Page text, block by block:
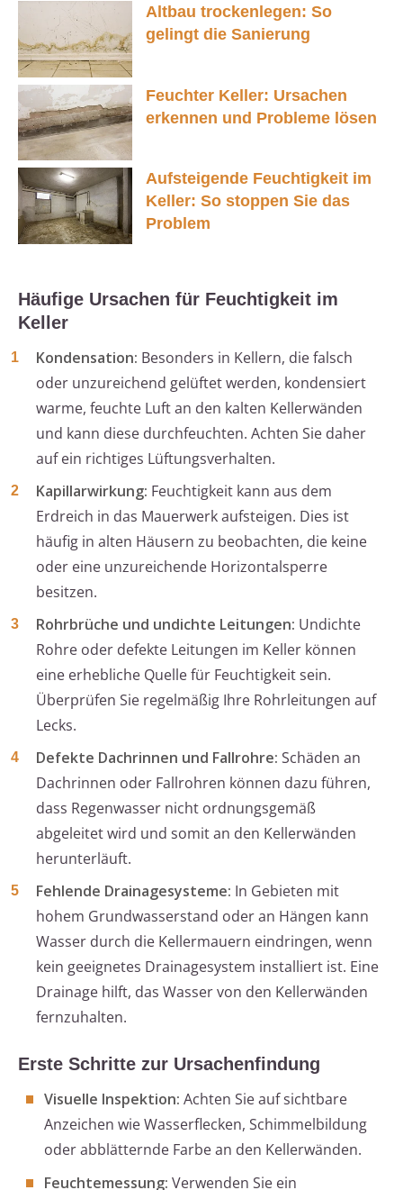
Altbau trockenlegen: So
gelingt die Sanierung
Feuchter Keller: Ursachen
erkennen und Probleme lösen
Aufsteigende Feuchtigkeit im
Keller: So stoppen Sie das
Problem
Häufige Ursachen für Feuchtigkeit im
Keller
Kondensation: Besonders in Kellern, die falsch
oder unzureichend gelüftet werden, kondensiert
warme, feuchte Luft an den kalten Kellerwänden
und kann diese durchfeuchten. Achten Sie daher
auf ein richtiges Lüftungsverhalten.
Kapillarwirkung: Feuchtigkeit kann aus dem
Erdreich in das Mauerwerk aufsteigen. Dies ist
häufig in alten Häusern zu beobachten, die keine
oder eine unzureichende Horizontalsperre
besitzen.
Rohrbrüche und undichte Leitungen: Undichte
Rohre oder defekte Leitungen im Keller können
eine erhebliche Quelle für Feuchtigkeit sein.
Überprüfen Sie regelmäßig Ihre Rohrleitungen auf
Lecks.
Defekte Dachrinnen und Fallrohre: Schäden an
Dachrinnen oder Fallrohren können dazu führen,
dass Regenwasser nicht ordnungsgemäß
abgeleitet wird und somit an den Kellerwänden
herunterläuft.
Fehlende Drainagesysteme: In Gebieten mit
hohem Grundwasserstand oder an Hängen kann
Wasser durch die Kellermauern eindringen, wenn
kein geeignetes Drainagesystem installiert ist. Eine
Drainage hilft, das Wasser von den Kellerwänden
fernzuhalten.
Erste Schritte zur Ursachenfindung
Visuelle Inspektion: Achten Sie auf sichtbare
Anzeichen wie Wasserflecken, Schimmelbildung
oder abblätternde Farbe an den Kellerwänden.
Feuchtemessung: Verwenden Sie ein